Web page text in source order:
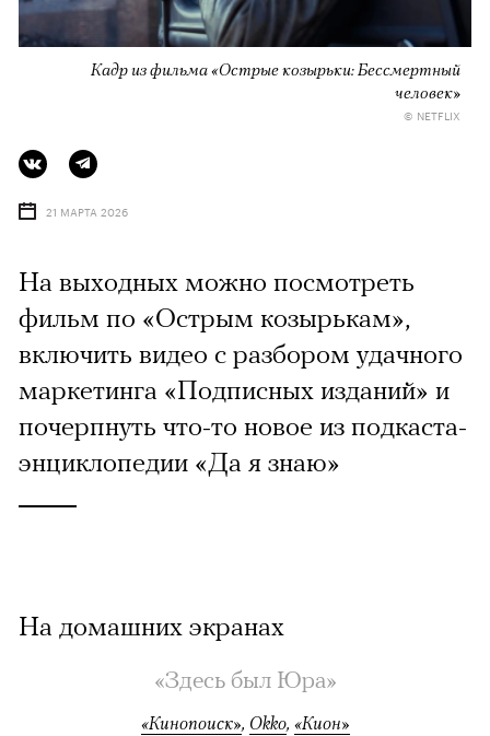
Кадр из фильма «Острые козырьки: Бессмертный
человек»
© NETFLIX
21 МАРТА 2026
На выходных можно посмотреть
фильм по «Острым козырькам»,
включить видео с разбором удачного
маркетинга «Подписных изданий» и
почерпнуть что-то новое из подкаста-
энциклопедии «Да я знаю»
На домашних экранах
«Здесь был Юра»
«Кинопоиск», Okko, «Кион»